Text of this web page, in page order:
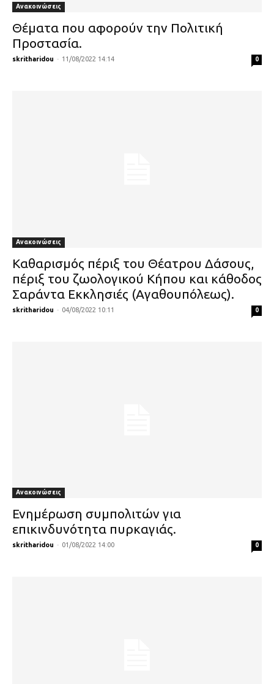
Ανακοινώσεις
Θέματα που αφορούν την Πολιτική
Προστασία.
skritharidou - 11/08/2022 14:14 0
Ανακοινώσεις
Καθαρισμός πέριξ του Θέατρου Δάσους,
πέριξ του ζωολογικού Κήπου και κάθοδος
Σαράντα Εκκλησιές (Αγαθουπόλεως).
skritharidou - 04/08/2022 10:11 0
Ανακοινώσεις
Ενημέρωση συμπολιτών για
επικινδυνότητα πυρκαγιάς.
skritharidou - 01/08/2022 14:00 0